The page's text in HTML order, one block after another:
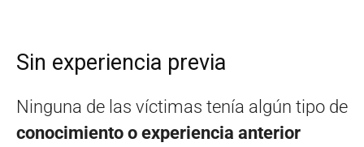
Sin experiencia previa
Ninguna de las víctimas tenía algún tipo de
conocimiento o experiencia anterior